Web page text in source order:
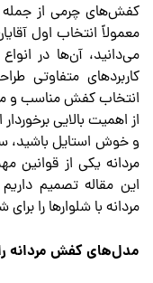
کفش‌های چرمی از جمله
معمولاً انتخاب اول
می‌دانید، آن‌ها در
کاربردهای متفاوتی
انتخاب کفش مناسب و
از اهمیت بالایی
و خوش استایل باشید،
مردانه یکی از قوانین
این مقاله تصمیم
مردانه با شلوارها را
مدل‌های کفش مردانه